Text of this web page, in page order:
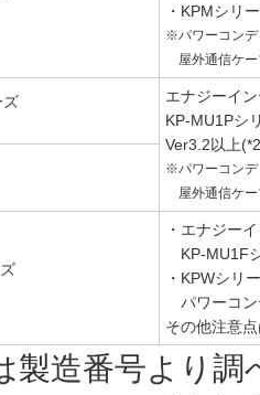
・KPMシリ
※パワーコンデ
屋外通信ケー
ズ
エナジーイ
KP-MU1Pシ
Ver3.2以上
※パワーコンデ
屋外通信ケー
・エナジー
KP-MU1F
・KPWシリ
パワーコン
その他注意
製造番号より